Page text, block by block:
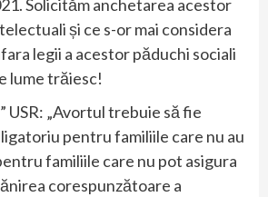
Solicităm anchetarea acestor
și ce s-or mai considera
legii a acestor păduchi sociali
lume trăiesc!
USR: „Avortul trebuie să fie
pentru familiile care nu au
familiile care nu pot asigura
corespunzătoare a